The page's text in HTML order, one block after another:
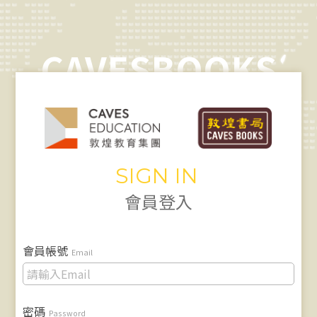
CAVESBOOKS
SIGN IN
會員登入
會員帳號 Email
密碼 Password